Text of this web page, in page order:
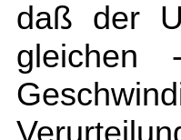
daß der
gleichen